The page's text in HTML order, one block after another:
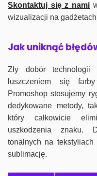
Skontaktuj się z nami
wizualizacji na
Jak uniknąć
Zły dobór
łuszczeniem się
Promoshop stosujemy
dedykowane metody,
który całkowicie
uszkodzenia znaku.
tonalnych na
sublimację.